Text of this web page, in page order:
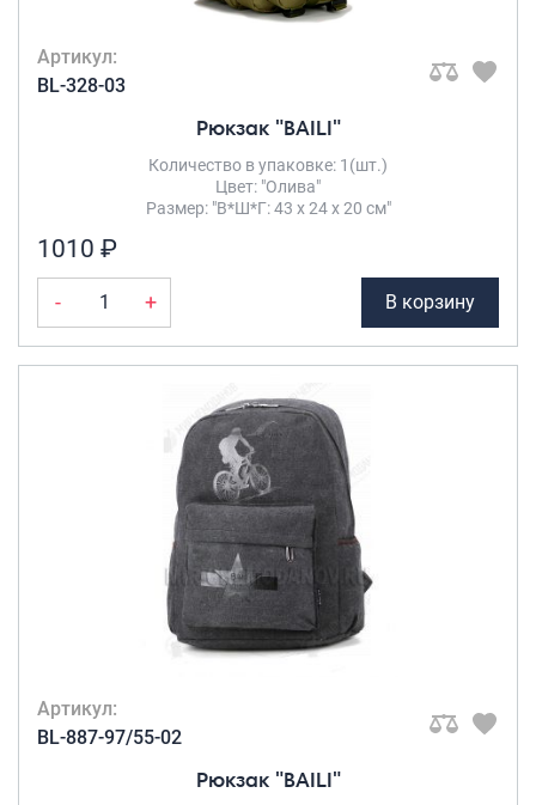
Артикул:
BL-328-03
Рюкзак "BAILI"
Количество в упаковке: 1(шт.)
Цвет: "Олива"
Размер: "В*Ш*Г: 43 х 24 х 20 см"
1010 ₽
- + В корзину
Артикул:
BL-887-97/55-02
Рюкзак "BAILI"